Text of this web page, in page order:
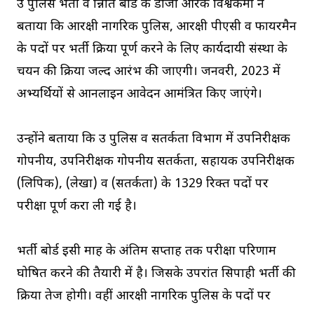
उप्र पुलिस भर्ती व प्रोन्नति बोर्ड के डीजी आरके विश्वकर्मा ने
बताया कि आरक्षी नागरिक पुलिस, आरक्षी पीएसी व फायरमैन
के पदों पर भर्ती प्रक्रिया पूर्ण करने के लिए कार्यदायी संस्था के
चयन की प्रक्रिया जल्द आरंभ की जाएगी। जनवरी, 2023 में
अभ्यर्थियों से आनलाइन आवेदन आमंत्रित किए जाएंगे।
उन्होंने बताया कि उप्र पुलिस व सतर्कता विभाग में उपनिरीक्षक
गोपनीय, उपनिरीक्षक गोपनीय सतर्कता, सहायक उपनिरीक्षक
(लिपिक), (लेखा) व (सतर्कता) के 1329 रिक्त पदों पर
परीक्षा पूर्ण करा ली गई है।
भर्ती बोर्ड इसी माह के अंतिम सप्ताह तक परीक्षा परिणाम
घोषित करने की तैयारी में है। जिसके उपरांत सिपाही भर्ती की
प्रक्रिया तेज होगी। वहीं आरक्षी नागरिक पुलिस के पदों पर